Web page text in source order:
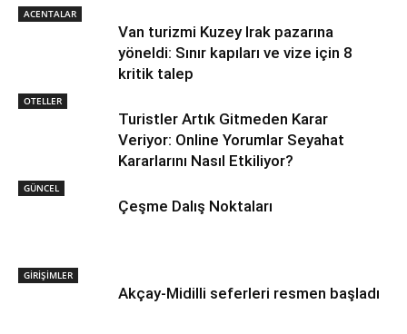
ACENTALAR
Van turizmi Kuzey Irak pazarına
yöneldi: Sınır kapıları ve vize için 8
kritik talep
OTELLER
Turistler Artık Gitmeden Karar
Veriyor: Online Yorumlar Seyahat
Kararlarını Nasıl Etkiliyor?
GÜNCEL
Çeşme Dalış Noktaları
GİRİŞİMLER
Akçay-Midilli seferleri resmen başladı